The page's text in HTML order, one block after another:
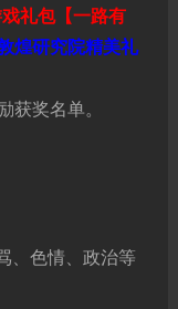
礼包【一路有
敦煌研究院精美礼
获奖名单。
、色情、政治等